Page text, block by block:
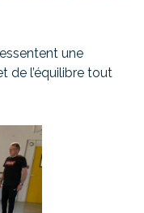
une
de l’équilibre tout